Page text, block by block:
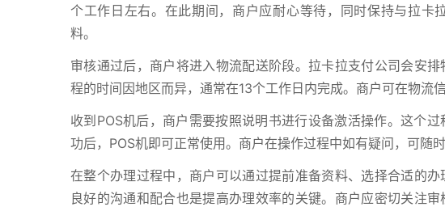
个工作日左右。在此期间，商户应耐心等待，同时保持与拉卡
料。
审核通过后，商户将进入物流配送阶段。拉卡拉支付公司会安
程的时间因地区而异，通常在13个工作日内完成。商户可在物流
收到POS机后，商户需要按照说明书进行设备激活操作。这个
功后，POS机即可正常使用。商户在操作过程中如有疑问，可随
在整个办理过程中，商户可以通过提前准备资料、选择合适的
良好的沟通和配合也是提高办理效率的关键。商户应密切关注